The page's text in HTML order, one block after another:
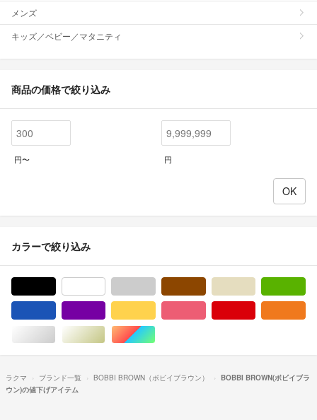
メンズ
キッズ／ベビー／マタニティ
商品の価格で絞り込み
円〜 円
カラーで絞り込み
シルバー/銀色系ゴールド/金色系マルチカラー
ラクマ ブランド一覧 BOBBI BROWN（ボビイブラウン）
BOBBI BROWN(ボビイブラ
ウン)の値下げアイテム